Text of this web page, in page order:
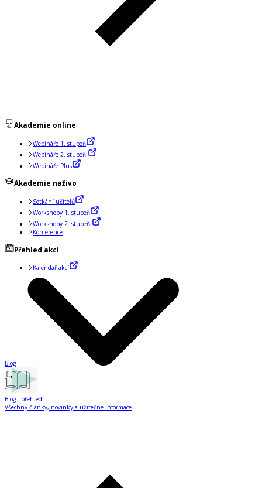
Akademie online
Webináře 1. stupeň
Webináře 2. stupeň
Webináře Plus
Akademie naživo
Setkání učitelů
Workshopy 1. stupeň
Workshopy 2. stupeň
Konference
Přehled akcí
Kalendář akcí
Blog
Blog - přehled
Všechny články, novinky a užitečné informace